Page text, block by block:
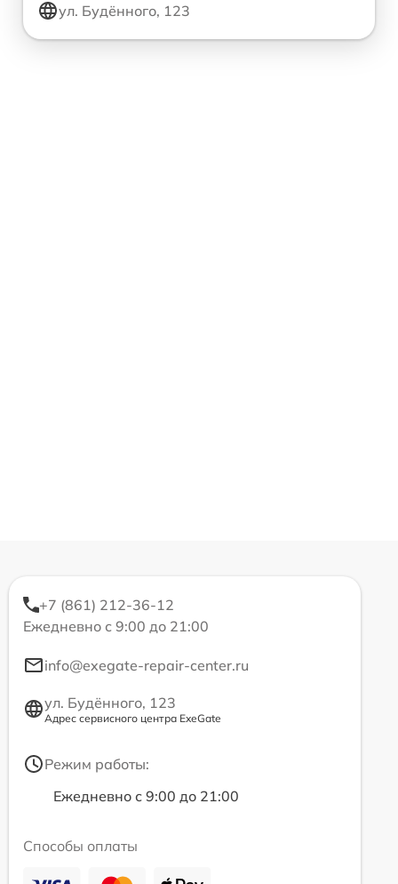
ул. Будённого, 123
+7 (861) 212-36-12
Ежедневно с 9:00 до 21:00
info@exegate-repair-center.ru
ул. Будённого, 123
Адрес сервисного центра ExeGate
Режим работы:
Ежедневно с 9:00 до 21:00
Способы оплаты